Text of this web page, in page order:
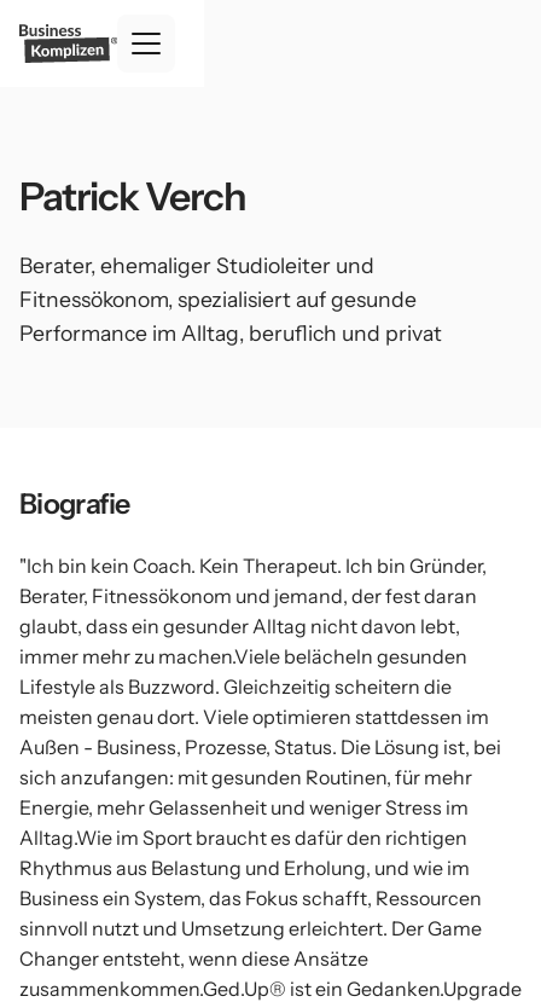
Patrick Verch
Berater, ehemaliger Studioleiter und
Fitnessökonom, spezialisiert auf gesunde
Performance im Alltag, beruflich und privat
Biografie
"Ich bin kein Coach. Kein Therapeut. Ich bin Gründer,
Berater, Fitnessökonom und jemand, der fest daran
glaubt, dass ein gesunder Alltag nicht davon lebt,
immer mehr zu machen.Viele belächeln gesunden
Lifestyle als Buzzword. Gleichzeitig scheitern die
meisten genau dort. Viele optimieren stattdessen im
Außen - Business, Prozesse, Status. Die Lösung ist, bei
sich anzufangen: mit gesunden Routinen, für mehr
Energie, mehr Gelassenheit und weniger Stress im
Alltag.Wie im Sport braucht es dafür den richtigen
Rhythmus aus Belastung und Erholung, und wie im
Business ein System, das Fokus schafft, Ressourcen
sinnvoll nutzt und Umsetzung erleichtert. Der Game
Changer entsteht, wenn diese Ansätze
zusammenkommen.Ged.Up® ist ein Gedanken.Upgrade